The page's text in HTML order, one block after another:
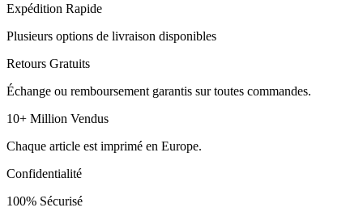
Expédition Rapide
Plusieurs options de livraison disponibles
Retours Gratuits
Échange ou remboursement garantis sur toutes commandes.
10+ Million Vendus
Chaque article est imprimé en Europe.
Confidentialité
100% Sécurisé